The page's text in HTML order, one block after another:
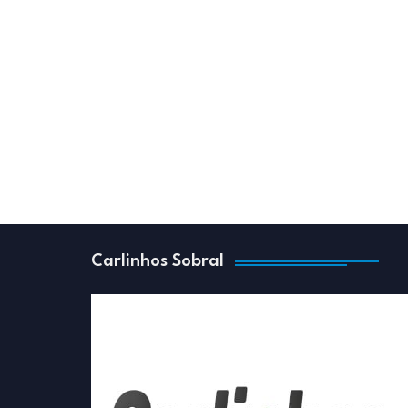
Carlinhos Sobral